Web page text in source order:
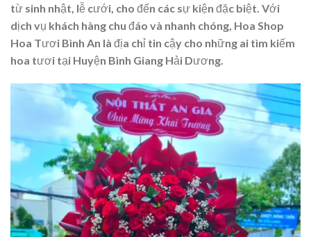
từ sinh nhật, lễ cưới, cho đến các sự kiện đặc biệt. Với
dịch vụ khách hàng chu đáo và nhanh chóng, Hoa Shop
Hoa Tươi Bình An là địa chỉ tin cậy cho những ai tìm kiếm
hoa tươi tại Huyện Bình Giang Hải Dương.